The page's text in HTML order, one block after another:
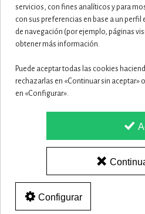
CAUDALIE
HIDRATACION 60...
CAUDALIE
ISDIN ISDINCEUTICS
servicios, con fines analíticos y para
con sus preferencias en base a un
de navegación (por ejemplo, páginas
obtener más información.
Puede aceptar todas las cookies
rechazarlas en «Continuar sin aceptar»
en «Configurar».
Configurar